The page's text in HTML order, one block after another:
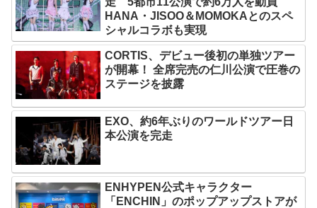
HANA・JISOO＆MOMOKAとのスペ
シャルコラボも実現
CORTIS、デビュー後初の単独ツアー
が開幕！ 全席完売の仁川公演で圧巻の
ステージを披露
EXO、約6年ぶりのワールドツアー日
本公演を完走
ENHYPEN公式キャラクター
「ENCHIN」のポップアップストアが